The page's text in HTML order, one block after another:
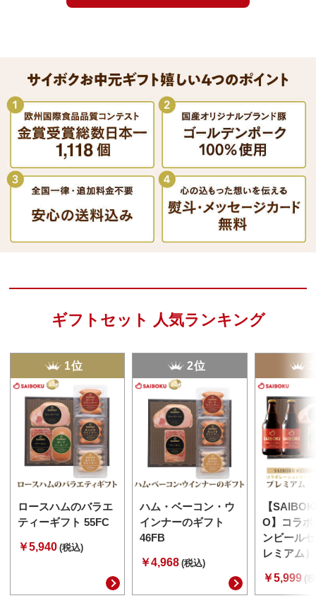
ギフトセット 人気ランキング
1位
ロースハムのバラエ
ティーギフト 55FC
￥5,940 (税込)
2位
ハム・ベーコン・ウ
インナーのギフト
46FB
￥4,968 (税込)
【
O】コラボ
ンビール
レミアム
￥5,999 (